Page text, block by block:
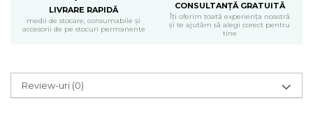
LIVRARE RAPIDĂ
medii de stocare, consumabile și
accesorii de pe stocuri permanente
CONSULTANȚĂ GRATUITĂ
Îți oferim toată experiența noastră
și te ajutăm să alegi corect pentru
tine
Review-uri (0)